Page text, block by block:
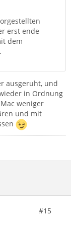
erst ende
dem
ausgeruht, und
in Ordnung
weniger
und mit
#15